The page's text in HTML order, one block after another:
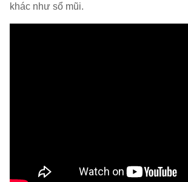
khác như sổ mũi.